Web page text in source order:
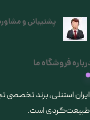
فروشگاه ما
​ایران استنلی، برند
طبیعت‌گردی است.
پشتیبانی و